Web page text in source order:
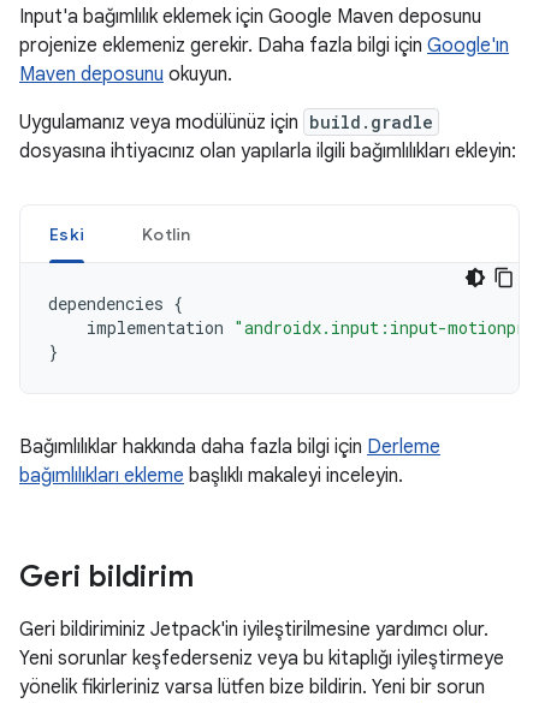
Input'a bağımlılık eklemek için Google Maven deposunu
projenize eklemeniz gerekir. Daha fazla bilgi için Google'ın
Maven deposunu okuyun.
Uygulamanız veya modülünüz için build.gradle
dosyasına ihtiyacınız olan yapılarla ilgili bağımlılıkları ekleyin:
Eski Kotlin
dependencies {
implementation "androidx.input:input-
}
Bağımlılıklar hakkında daha fazla bilgi için Derleme
bağımlılıkları ekleme başlıklı makaleyi inceleyin.
Geri bildirim
Geri bildiriminiz Jetpack'in iyileştirilmesine yardımcı olur.
Yeni sorunlar keşfederseniz veya bu kitaplığı iyileştirmeye
yönelik fikirleriniz varsa lütfen bize bildirin. Yeni bir sorun